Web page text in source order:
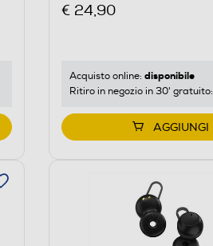
€ 24,90
Acquisto online: disponibile
Ritiro in negozio in 30' gratuito:
AGGIUNGI